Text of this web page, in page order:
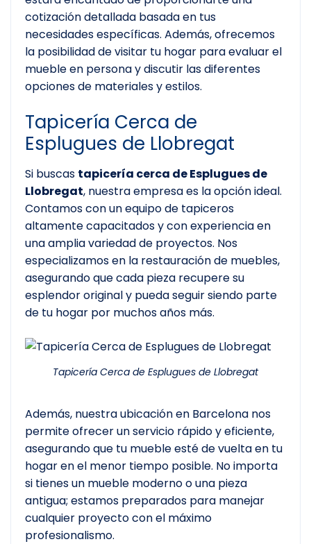
cotización detallada basada en tus
necesidades específicas. Además, ofrecemos
la posibilidad de visitar tu hogar para evaluar el
mueble en persona y discutir las diferentes
opciones de materiales y estilos.
Tapicería Cerca de
Esplugues de Llobregat
Si buscas tapicería cerca de Esplugues de
Llobregat, nuestra empresa es la opción ideal.
Contamos con un equipo de tapiceros
altamente capacitados y con experiencia en
una amplia variedad de proyectos. Nos
especializamos en la restauración de muebles,
asegurando que cada pieza recupere su
esplendor original y pueda seguir siendo parte
de tu hogar por muchos años más.
Tapicería Cerca de Esplugues de Llobregat
Además, nuestra ubicación en Barcelona nos
permite ofrecer un servicio rápido y eficiente,
asegurando que tu mueble esté de vuelta en tu
hogar en el menor tiempo posible. No importa
si tienes un mueble moderno o una pieza
antigua; estamos preparados para manejar
cualquier proyecto con el máximo
profesionalismo.